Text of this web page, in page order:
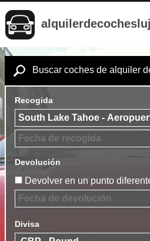
Buscar coches de alquiler
Recogida
Devolución
Devolver en un punto
Divisa